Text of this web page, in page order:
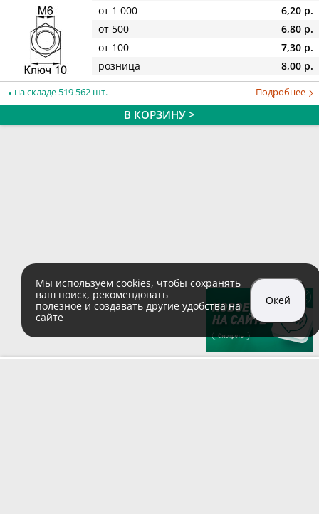
от 1 000
6,20 р.
от 500
6,80 р.
от 100
7,30 р.
розница
8,00 р.
на складе 519 562 шт. Подробнее
В КОРЗИНУ >
Мы используем cookies, чтобы сохранять
ваш поиск, рекомендовать
полезное и создавать другие удобства на
сайте
Окей